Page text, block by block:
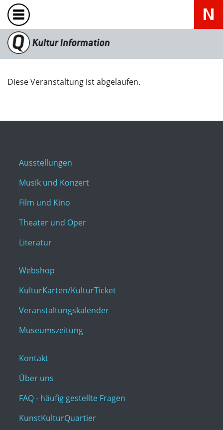
Diese Veranstaltung ist abgelaufen.
Ausstellungen
Musik und Konzert
Film und Kino
Theater und Oper
Literatur
Webshop
KulturKarten/KulturTicket
Veranstaltungskalender
Museumszeitung
Kontakt
Über uns
FAQ - häufig gestellte Fragen
KunstKulturQuartier